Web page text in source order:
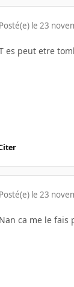
Posté(e) le 23
es peut etre
Posté(e) le 23
Nan ca me le fais